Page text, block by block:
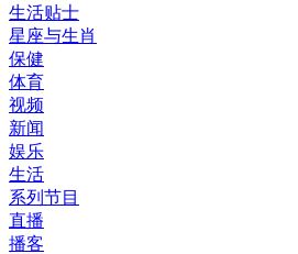
生活贴士
星座与生肖
保健
体育
视频
新闻
娱乐
生活
系列节目
直播
播客